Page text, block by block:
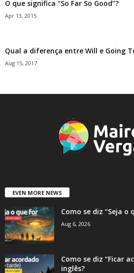
O que significa “So Far So Good”?
Apr 13, 2015
Qual a diferença entre Will e Going
Aug 15, 2017
EVEN MORE NEWS
Como se diz “Seja o
Aug 6, 2026
Como se diz “Ficar
inglês?